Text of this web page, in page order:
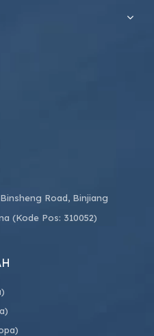
Road, Binjiang
(Kode Pos: 310052)